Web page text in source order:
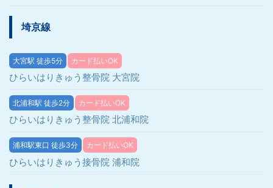
埼京線
大宮駅 徒歩5分 カード払いOK
ひらいはりきゅう整骨院 大宮院
北浦和駅 徒歩2分 カード払いOK
ひらいはりきゅう整骨院 北浦和院
浦和駅東口 徒歩3分 カード払いOK
ひらいはりきゅう接骨院 浦和院